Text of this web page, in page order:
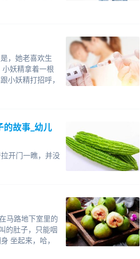
，她老喜欢生
妖精拿着一根
小妖精打招呼，
的故事_幼儿
开门一瞧，并没
马路地下室里的
的肚子，只能咽
坐起来，哈，